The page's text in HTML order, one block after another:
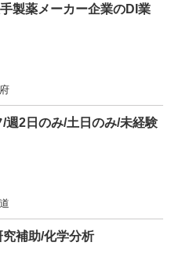
製薬メーカー企業のDI業
週2日のみ/土日のみ/未経験
補助/化学分析